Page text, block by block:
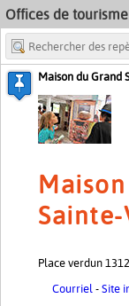
Offices de tourisme
+
− Maison du Grand
Place verdun
Courriel -Site